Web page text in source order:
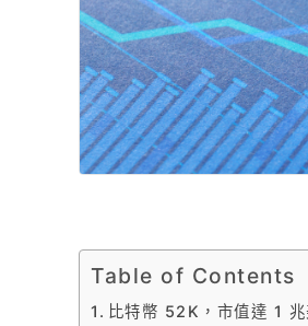
Table of Contents
比特幣 52K，市值達 1 兆